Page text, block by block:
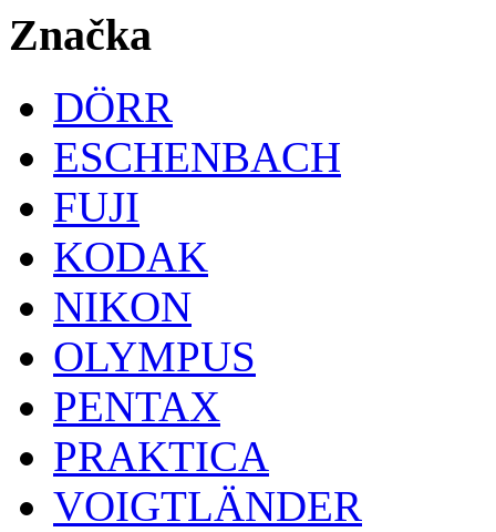
Značka
DÖRR
ESCHENBACH
FUJI
KODAK
NIKON
OLYMPUS
PENTAX
PRAKTICA
VOIGTLÄNDER